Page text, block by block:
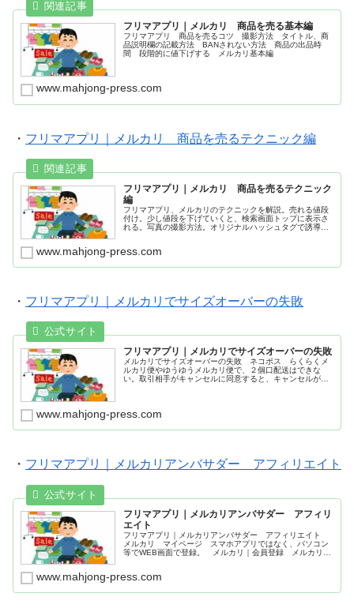
フリマアプリ｜メルカリ 商品を売る基本編
フリマアプリ 商品を売るコツ 撮影方法 タイトル、商
品説明欄の記載方法 BANされない方法 商品の出品時
間 段階的に値下げする メルカリ基本編
www.mahjong-press.com
・ フリマアプリ｜メルカリ 商品を売るテクニック編
フリマアプリ｜メルカリ 商品を売るテクニック
編
フリマアプリ、メルカリのテクニックを解説。売れる値段
付け。少し値段を下げていくと、検索画面トップに表示さ
れる。写真の撮影方法。オリジナルハッシュタグで誘導す
www.mahjong-press.com
・ フリマアプリ｜メルカリでサイズオーバーの失敗
フリマアプリ｜メルカリでサイズオーバーの失敗
メルカリでサイズオーバーの失敗 ネコポス らくらくメ
ルカリ便やゆうゆうメルカリ便で、２個口配送はできな
い。取引相手がキャンセルに同意すると、キャンセルがで
る恐れがある。
www.mahjong-press.com
・ フリマアプリ｜メルカリアンバサダー アフィリエイト
フリマアプリ｜メルカリアンバサダー アフィリ
エイト
フリマアプリ｜メルカリアンバサダー アフィリエイト
メルカリ マイページ スマホアプリではなく、パソコン
等でWEB画面で登録。 メルカリ｜会員登録 メルカリ｜
www.mahjong-press.com